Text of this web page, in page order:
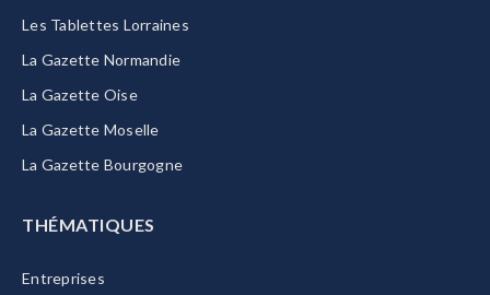
Les Tablettes Lorraines
La Gazette Normandie
La Gazette Oise
La Gazette Moselle
La Gazette Bourgogne
THÉMATIQUES
Entreprises